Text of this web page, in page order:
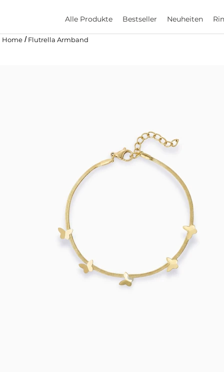
Alle Produkte Bestseller Neuheiten
Home / Flutrella Armband